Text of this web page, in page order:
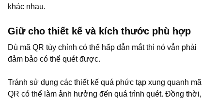
khác nhau.
Giữ cho thiết kế và kích thước phù hợp
Dù mã QR tùy chỉnh có thể hấp dẫn mắt thì nó vẫn phải
đảm bảo có thể quét được.
Tránh sử dụng các thiết kế quá phức tạp xung quanh mã
QR có thể làm ảnh hưởng đến quá trình quét. Đồng thời,